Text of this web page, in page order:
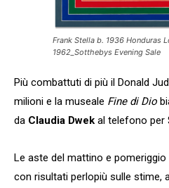
Frank Stella b. 1936 Honduras
1962_Sotthebys Evening Sale
Più combattuti di più il Donald
milioni e la museale Fine di Dio
da Claudia Dwek al telefono per
Le aste del mattino e
con risultati perlopiù sulle stime,